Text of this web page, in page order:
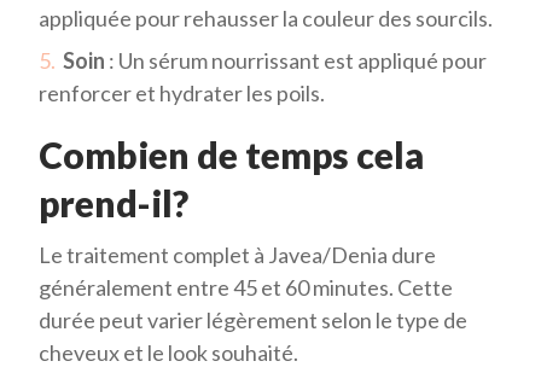
appliquée pour rehausser la couleur des sourcils.
Soin : Un sérum nourrissant est appliqué pour
renforcer et hydrater les poils.
Combien de temps cela
prend-il?
Le traitement complet à Javea/Denia dure
généralement entre 45 et 60 minutes. Cette
durée peut varier légèrement selon le type de
cheveux et le look souhaité.